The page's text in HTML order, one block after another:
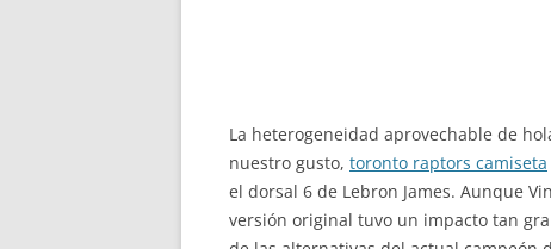
La heterogeneidad aprovechable de
nuestro gusto, toronto raptors camiseta
el dorsal 6 de Lebron James. Aunque
versión original tuvo un impacto tan